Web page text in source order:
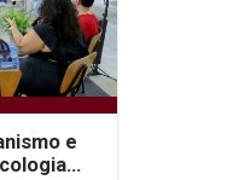
e